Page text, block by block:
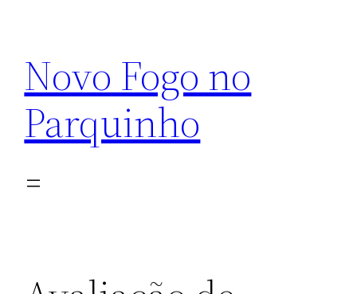
conteúdo
Novo Fogo no
Parquinho